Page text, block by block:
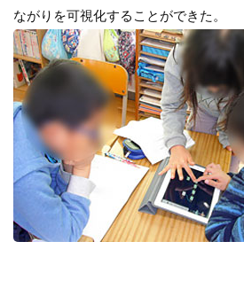
ながりを可視化することができた。